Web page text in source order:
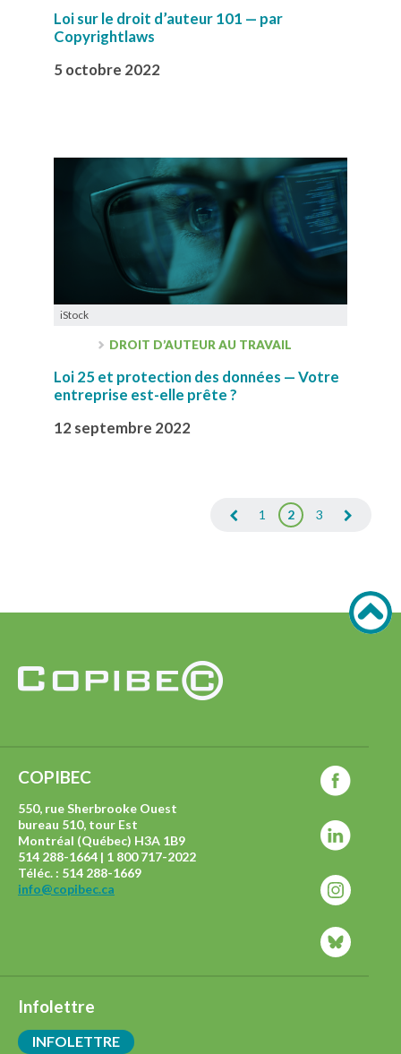
Loi sur le droit d’auteur 101 — par
Copyrightlaws
5 octobre 2022
iStock
DROIT D’AUTEUR AU TRAVAIL
Loi 25 et protection des données — Votre
entreprise est-elle prête ?
12 septembre 2022
1 2 3
COPIBEC
550, rue Sherbrooke Ouest
bureau 510, tour Est
Montréal (Québec) H3A 1B9
514 288-1664 | 1 800 717-2022
Téléc. : 514 288-1669
info@copibec.ca
Infolettre
INFOLETTRE